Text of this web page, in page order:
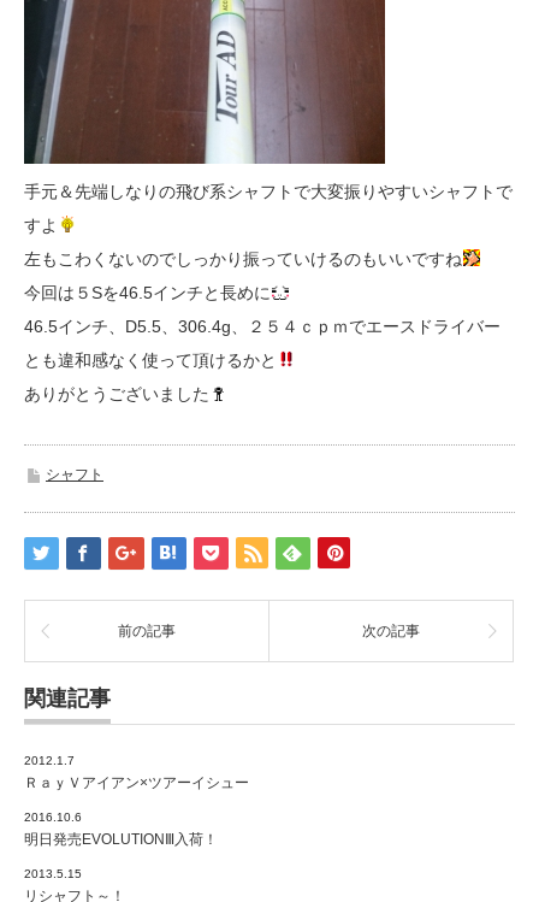
手元＆先端しなりの飛び系シャフトで大変振りやすいシャフトで
すよ
左もこわくないのでしっかり振っていけるのもいいですね
今回は５Sを46.5インチと長めに
46.5インチ、D5.5、306.4g、２５４ｃｐｍでエースドライバー
とも違和感なく使って頂けるかと
ありがとうございました
シャフト
前の記事 次の記事
関連記事
2012.1.7
ＲａｙＶアイアン×ツアーイシュー
2016.10.6
明日発売EVOLUTIONⅢ入荷！
2013.5.15
リシャフト～！